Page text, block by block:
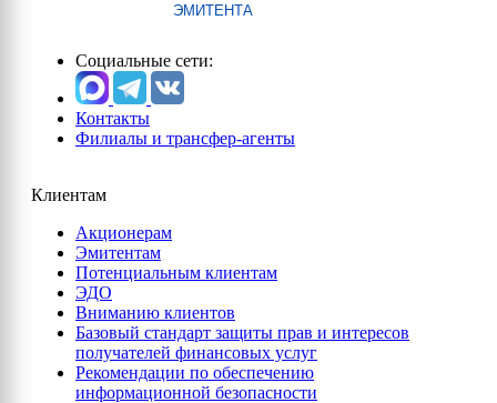
ЭМИТЕНТА
Социальные сети:
Контакты
Филиалы и трансфер-агенты
Клиентам
Акционерам
Эмитентам
Потенциальным клиентам
ЭДО
Вниманию клиентов
Базовый стандарт защиты прав и интересов
получателей финансовых услуг
Рекомендации по обеспечению
информационной безопасности